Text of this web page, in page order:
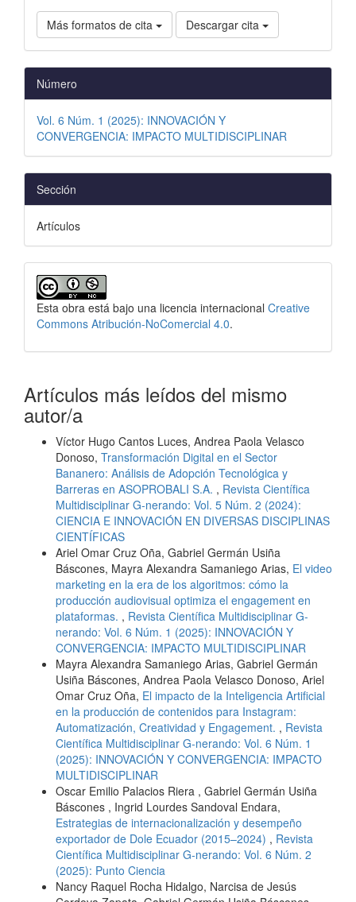
Más formatos de cita Descargar cita
Número
Vol. 6 Núm. 1 (2025): INNOVACIÓN Y
CONVERGENCIA: IMPACTO MULTIDISCIPLINAR
Sección
Artículos
Esta obra está bajo una licencia internacional Creative
Commons Atribución-NoComercial 4.0.
Artículos más leídos del mismo
autor/a
Víctor Hugo Cantos Luces, Andrea Paola Velasco
Donoso, Transformación Digital en el Sector
Bananero: Análisis de Adopción Tecnológica y
Barreras en ASOPROBALI S.A. , Revista Científica
Multidisciplinar G-nerando: Vol. 5 Núm. 2 (2024):
CIENCIA E INNOVACIÓN EN DIVERSAS DISCIPLINAS
CIENTÍFICAS
Ariel Omar Cruz Oña, Gabriel Germán Usiña
Báscones, Mayra Alexandra Samaniego Arias, El video
marketing en la era de los algoritmos: cómo la
producción audiovisual optimiza el engagement en
plataformas. , Revista Científica Multidisciplinar G-
nerando: Vol. 6 Núm. 1 (2025): INNOVACIÓN Y
CONVERGENCIA: IMPACTO MULTIDISCIPLINAR
Mayra Alexandra Samaniego Arias, Gabriel Germán
Usiña Báscones, Andrea Paola Velasco Donoso, Ariel
Omar Cruz Oña, El impacto de la Inteligencia Artificial
en la producción de contenidos para Instagram:
Automatización, Creatividad y Engagement. , Revista
Científica Multidisciplinar G-nerando: Vol. 6 Núm. 1
(2025): INNOVACIÓN Y CONVERGENCIA: IMPACTO
MULTIDISCIPLINAR
Oscar Emilio Palacios Riera , Gabriel Germán Usiña
Báscones , Ingrid Lourdes Sandoval Endara,
Estrategias de internacionalización y desempeño
exportador de Dole Ecuador (2015–2024) , Revista
Científica Multidisciplinar G-nerando: Vol. 6 Núm. 2
(2025): Punto Ciencia
Nancy Raquel Rocha Hidalgo, Narcisa de Jesús